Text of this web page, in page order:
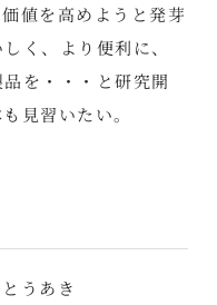
値を高めようと発芽
く、より便利に、
を・・・と研究開
見習いたい。
うあき